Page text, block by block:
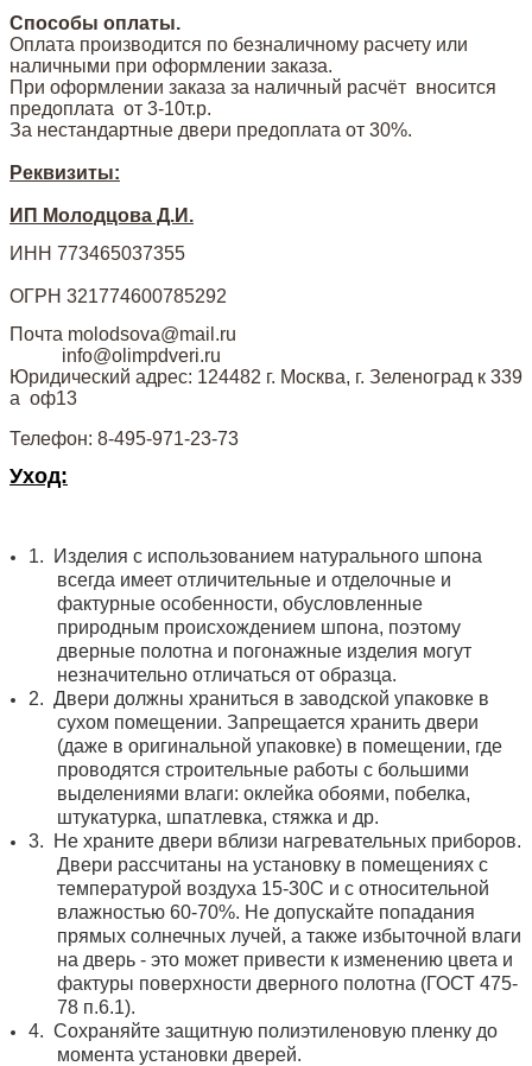
Способы оплаты.
Оплата производится по безналичному расчету или
наличными при оформлении заказа.
При оформлении заказа за наличный расчёт вносится
предоплата от 3-10т.р.
За нестандартные двери предоплата от 30%.
Реквизиты:
ИП Молодцова Д.И.
ИНН 773465037355
ОГРН 321774600785292
Почта molodsova@mail.ru
info@olimpdveri.ru
Юридический адрес: 124482 г. Москва, г. Зеленоград к 339
а оф13
Телефон: 8-495-971-23-73
Уход:
1.
Изделия с использованием натурального шпона
всегда имеет отличительные и отделочные и
фактурные особенности, обусловленные
природным происхождением шпона, поэтому
дверные полотна и погонажные изделия могут
незначительно отличаться от образца.
2. Двери должны храниться в заводской упаковке в
сухом помещении. Запрещается хранить двери
(даже в оригинальной упаковке) в помещении, где
проводятся строительные работы с большими
выделениями влаги: оклейка обоями, побелка,
штукатурка, шпатлевка, стяжка и др.
3.
Не храните двери вблизи нагревательных приборов.
Двери рассчитаны на установку в помещениях с
температурой воздуха 15-30С и с относительной
влажностью 60-70%. Не допускайте попадания
прямых солнечных лучей, а также избыточной влаги
на дверь - это может привести к изменению цвета и
фактуры поверхности дверного полотна (ГОСТ 475-
78 п.6.1).
4. Сохраняйте защитную полиэтиленовую пленку до
момента установки дверей.